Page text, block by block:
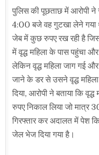
पुलिस की पूछताछ में आरोपी ने
4:00 बजे वह गुटखा लेने गया
जेब में कुछ रुपए रख रही है
में वृद्ध महिला के पास पहुंचा
लेकिन वृद्ध महिला जाग गई
जाने के डर से उसने वृद्ध
दिया, आरोपी ने बताया कि
रुपए निकाल लिया जो मात्र
गिरफ्तार कर अदालत में पेश
जेल भेज दिया गया है।